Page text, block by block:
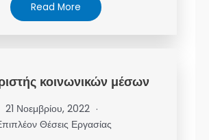
Read More
κοινωνικών μέσων
21 Νοεμβρίου, 2022
Θέσεις Εργασίας